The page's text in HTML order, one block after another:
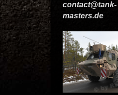
contact@tank-
masters.de